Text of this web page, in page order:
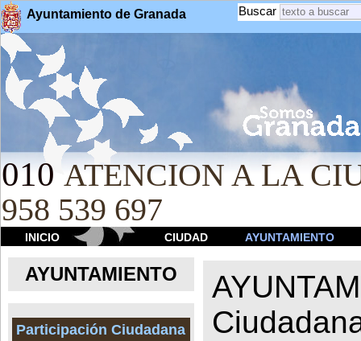
Ayuntamiento de Granada Buscar
010 ATENCION A LA
958 539 697
INICIO CIUDAD AYUNTAMIENTO
AYUNTAMIENTO
Participación Ciudadana